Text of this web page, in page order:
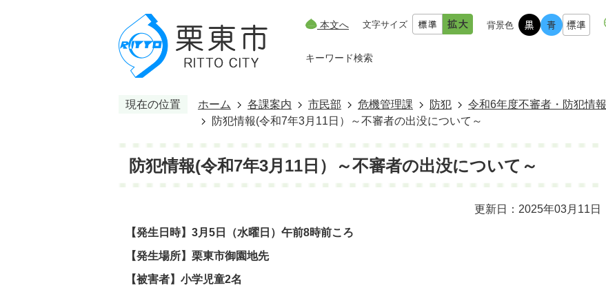
本文へ 文字サイズ 背景色
キーワード検索
現在の位置 ホーム 各課案内 市民部 危機管理課 防犯
令和6年度不審者・防犯情報
防犯情報(令和7年3月11日）～不審者の出没について～
防犯情報(令和7年3月11日）～不審者の出没について～
更新日：2025年03月11日
【発生日時】3月5日（水曜日）午前8時前ころ
【発生場所】栗東市御園地先
【被害者】小学児童2名